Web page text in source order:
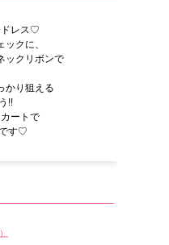
ドレス♡
クに、
ックリボンで
かり狙える
!!
ートで
す♡